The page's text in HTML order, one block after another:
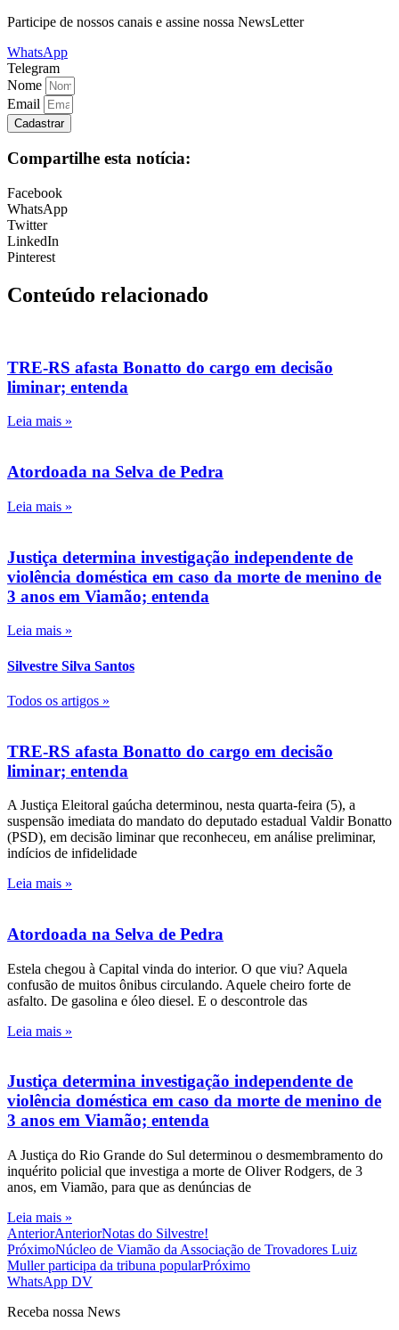
Participe de nossos canais e assine nossa NewsLetter
WhatsApp
Telegram
Nome
Email
Cadastrar
Compartilhe esta notícia:
Facebook
WhatsApp
Twitter
LinkedIn
Pinterest
Conteúdo relacionado
TRE-RS afasta Bonatto do cargo em decisão
liminar; entenda
Leia mais »
Atordoada na Selva de Pedra
Leia mais »
Justiça determina investigação independente de
violência doméstica em caso da morte de menino de
3 anos em Viamão; entenda
Leia mais »
Silvestre Silva Santos
Todos os artigos »
TRE-RS afasta Bonatto do cargo em decisão
liminar; entenda
A Justiça Eleitoral gaúcha determinou, nesta quarta-feira (5), a
suspensão imediata do mandato do deputado estadual Valdir Bonatto
(PSD), em decisão liminar que reconheceu, em análise preliminar,
indícios de infidelidade
Leia mais »
Atordoada na Selva de Pedra
Estela chegou à Capital vinda do interior. O que viu? Aquela
confusão de muitos ônibus circulando. Aquele cheiro forte de
asfalto. De gasolina e óleo diesel. E o descontrole das
Leia mais »
Justiça determina investigação independente de
violência doméstica em caso da morte de menino de
3 anos em Viamão; entenda
A Justiça do Rio Grande do Sul determinou o desmembramento do
inquérito policial que investiga a morte de Oliver Rodgers, de 3
anos, em Viamão, para que as denúncias de
Leia mais »
AnteriorAnteriorNotas do Silvestre!
PróximoNúcleo de Viamão da Associação de Trovadores Luiz
Muller participa da tribuna popularPróximo
WhatsApp DV
Receba nossa News